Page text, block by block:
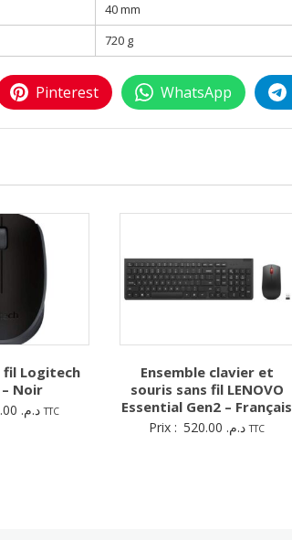
40 mm
720 g
Pinterest WhatsApp
fil Logitech
Noir
د.م. TTC
Ensemble clavier et
souris sans fil LENOVO
Essential Gen2 – Français
Prix : د.م. TTC